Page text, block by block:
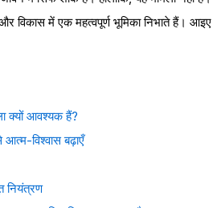
विकास में एक महत्वपूर्ण भूमिका निभाते हैं। आइए
क्यों आवश्यक हैं?
विश्वास बढ़ाएँ
नियंत्रण